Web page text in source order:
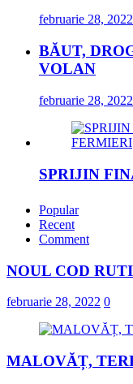
februarie 28, 2022
BĂUT,
VOLAN
februarie 28, 2022
SPRIJIN
februarie 23, 2022
februarie 23, 2022
NOUL COD
Popular
Recent
Comment
NOUL COD
februarie 28, 2022 0
MALOVĂȚ,